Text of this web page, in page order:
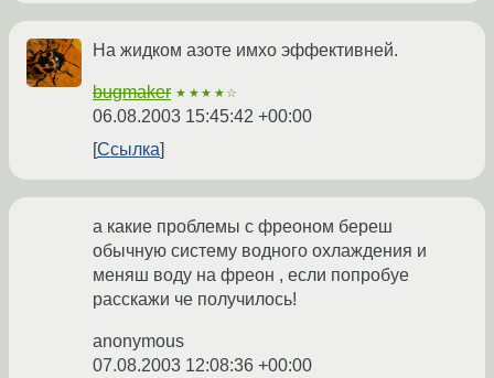
На жидком азоте имхо эффективней.
bugmaker ★★★★☆
06.08.2003 15:45:42 +00:00
Ссылка
а какие проблемы с фреоном береш
обычную систему водного охлаждения и
меняш воду на фреон , если попробуе
расскажи че получилось!
anonymous
07.08.2003 12:08:36 +00:00